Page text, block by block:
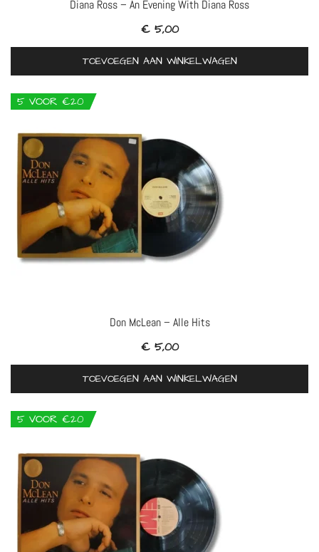
Diana Ross – An Evening With Diana Ross
€5,00
TOEVOEGEN AAN WINKELWAGEN
5 VOOR €20
Don McLean – Alle Hits
€5,00
TOEVOEGEN AAN WINKELWAGEN
5 VOOR €20